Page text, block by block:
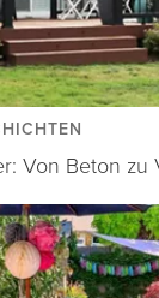
Von Beton zu